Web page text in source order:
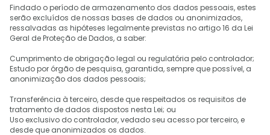
Findado o período de armazenamento dos dados pessoais, estes
serão excluídos de nossas bases de dados ou anonimizados,
ressalvadas as hipóteses legalmente previstas no artigo 16 da Lei
Geral de Proteção de Dados, a saber:
Cumprimento de obrigação legal ou regulatória pelo controlador;
Estudo por órgão de pesquisa, garantida, sempre que possível, a
anonimização dos dados pessoais;
Transferência à terceiro, desde que respeitados os requisitos de
tratamento de dados dispostos nesta Lei; ou
Uso exclusivo do controlador, vedado seu acesso por terceiro, e
desde que anonimizados os dados.